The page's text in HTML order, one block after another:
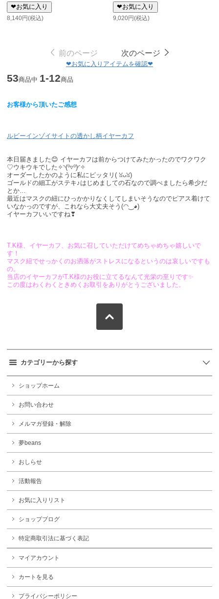
❤お気に入り
8,140円(税込)
❤お気に入り
9,020円(税込)
前のページ 次のページ
❤お気に入りアイテムを確認❤
53商品中 1-12商品
お客様から頂いたご感想
ルビーインゾイサイトの透かし柄イヤーカフ
本日届きました😊 イヤーカフは前からつけてみたかったのでワクワク
♡ウキウキでした✧◝(⁰▿⁰)◜✧
オーダーしたかのように私にピッタリ( ꈍᴗꈍ)
ゴールドの細工がステキ♪はじめましての石なので調べましたら希少だ
とか…
最近はマスクの紐にひっかかりなくしてしまいそうなのでピアス着けて
いなかっのですが、これなら大丈夫そう(◠‿◕)
イヤーカフいいですね❣
T.K様、イヤーカフ、お気に召していただけてめちゃめちゃ嬉しいで
す！
マスク紐でせっかくのお洒落がストレスになるというのは哀しいですも
の。
当店のイヤーカフがT.K様のお役に立てるなんて光栄の至りです✨
この度はわくわくときめくお取引をありがとうございました。
カテゴリーから探す
ショップホーム
お問い合わせ
メルマガ登録・解除
夢beans
おしらせ
活動報告
お気に入りリスト
ショップブログ
特定商取引法に基づく表記
マイアカウント
カートを見る
プライバシーポリシー